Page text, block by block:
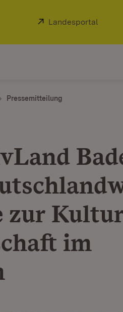
Extern:
Landesportal
Pressemitteilung
zur
im